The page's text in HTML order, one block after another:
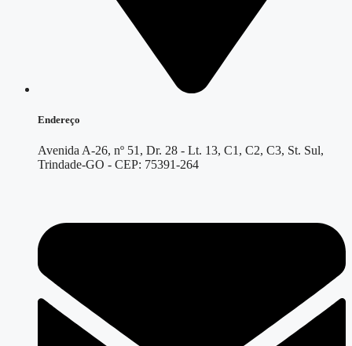
Endereço
Avenida A-26, nº 51, Dr. 28 - Lt. 13, C1, C2, C3, St. Sul,
Trindade-GO - CEP: 75391-264